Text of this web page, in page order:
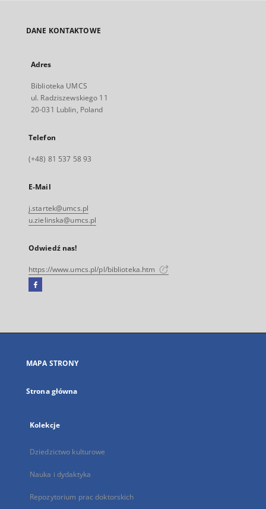
DANE KONTAKTOWE
Adres
Biblioteka UMCS
ul. Radziszewskiego 11
20-031 Lublin, Poland
Telefon
(+48) 81 537 58 93
E-Mail
j.startek@umcs.pl
u.zielinska@umcs.pl
Odwiedź nas!
https://www.umcs.pl/pl/biblioteka.htm
Facebook
się
karcie
MAPA STRONY
Strona główna
Kolekcje
Dziedzictwo kulturowe
Nauka i dydaktyka
Repozytorium prac doktorskich